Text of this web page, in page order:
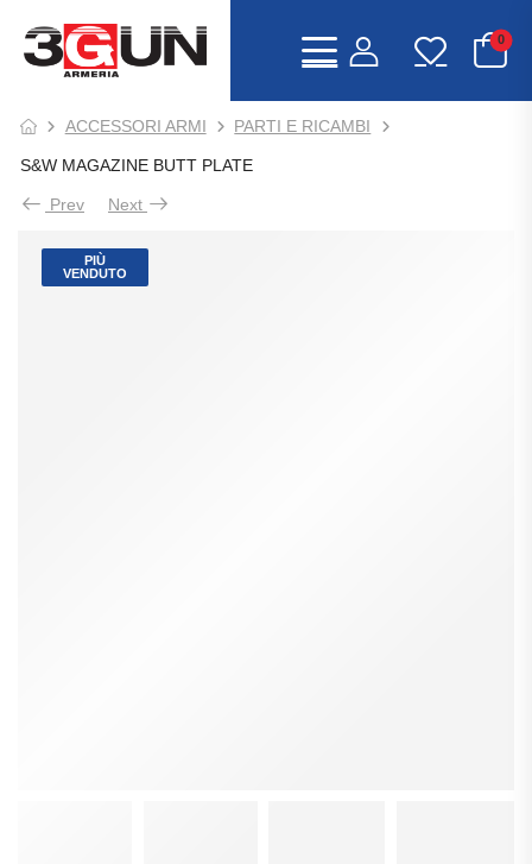
0
ACCESSORI ARMI PARTI E RICAMBI
S&W MAGAZINE BUTT PLATE
Prev Next
PIÙ
VENDUTO